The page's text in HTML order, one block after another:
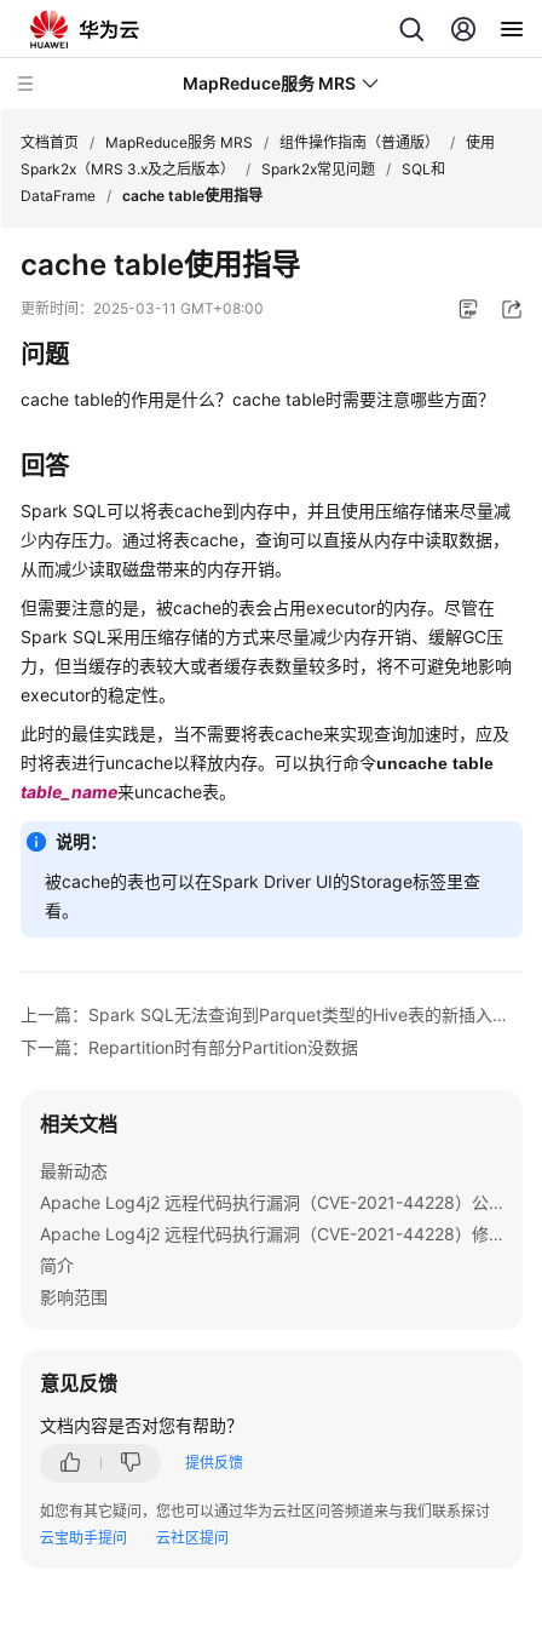
MapReduce服务 MRS
动
态
服
公
品
介
绍
计
说
明
快
速
门
用
户
件
作
指
南
（LTS
版）
组
件
指
（普
使
文档首页 / MapReduce服务 MRS / 组件操作指南（普通版） / 使用
Spark2x（MRS 3.x及之后版本）
/ Spark2x常见问题 / SQL和
DataFrame / cache table使用指导
cache table使用指导
更新时间： 2025-03-11 GMT+08:00
问题
cache table的作用是什么？cache table时需要注意哪些方面？
回答
Spark SQL可以将表cache到内存中，并且使用压缩存储来尽量减
少内存压力。通过将表cache，查询可以直接从内存中读取数据，
从而减少读取磁盘带来的内存开销。
但需要注意的是，被cache的表会占用executor的内存。尽管在
Spark SQL采用压缩存储的方式来尽量减少内存开销、缓解GC压
力，但当缓存的表较大或者缓存表数量较多时，将不可避免地影响
executor的稳定性。
此时的最佳实践是，当不需要将表cache来实现查询加速时，应及
时将表进行uncache以释放内存。可以执行命令uncache table
table_name来uncache表。
说明：
被cache的表也可以在Spark Driver UI的Storage标签里查
看。
上一篇：Spark SQL无法查询到Parquet类型的Hive表的新插入数据
下一篇：Repartition时有部分Partition没数据
相关文档
最新动态
Apache Log4j2 远程代码执行漏洞（CVE-2021-44228）公告
Apache Log4j2 远程代码执行漏洞（CVE-2021-44228）修复指导
简介
影响范围
意见反馈
文档内容是否对您有帮助？
提供反馈
如您有其它疑问，您也可以通过华为云社区问答频道来与我们联系探讨
云宝助手提问
云社区提问